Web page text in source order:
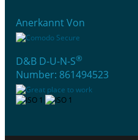
Anerkannt Von
D&B D-U-N-S®
Number: 861494523